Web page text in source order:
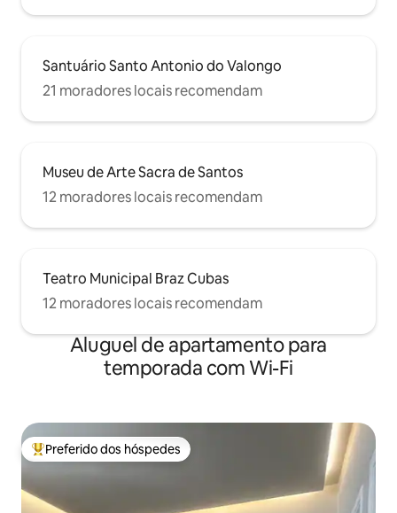
Santuário Santo Antonio do Valongo
21 moradores locais recomendam
Museu de Arte Sacra de Santos
12 moradores locais recomendam
Teatro Municipal Braz Cubas
12 moradores locais recomendam
Aluguel de apartamento para
temporada com Wi-Fi
Entre os melhores preferidos dos hóspedes
Preferido dos hóspedes